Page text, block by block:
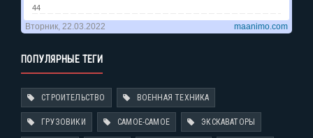
ПОПУЛЯРНЫЕ ТЕГИ
СТРОИТЕЛЬСТВО ВОЕННАЯ ТЕХНИКА
ГРУЗОВИКИ САМОЕ-САМОЕ ЭКСКАВАТОРЫ